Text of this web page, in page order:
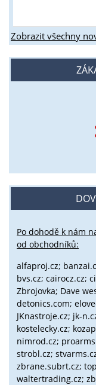
Zobrazit všechny
Po dohodě k nám
od obchodníků:
alfaproj.cz;
bvs.cz; cairocz.cz;
Zbrojovka; Dave
detonics.com;
JKnastroje.cz; jk-
kostelecky.cz;
nimrod.cz;
strobl.cz;
zbrane.subrt.cz;
waltertrading.cz;